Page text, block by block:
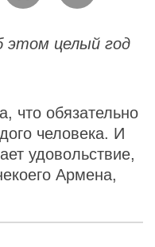
этом целый год
что обязательно
человека. И
удовольствие,
Армена,